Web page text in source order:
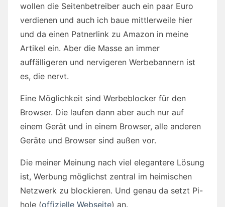
wollen die Seitenbetreiber auch ein paar Euro
verdienen und auch ich baue mittlerweile hier
und da einen Patnerlink zu Amazon in meine
Artikel ein. Aber die Masse an immer
auffälligeren und nervigeren Werbebannern ist
es, die nervt.
Eine Möglichkeit sind Werbeblocker für den
Browser. Die laufen dann aber auch nur auf
einem Gerät und in einem Browser, alle anderen
Geräte und Browser sind außen vor.
Die meiner Meinung nach viel elegantere Lösung
ist, Werbung möglichst zentral im heimischen
Netzwerk zu blockieren. Und genau da setzt Pi-
hole (offizielle Webseite) an.